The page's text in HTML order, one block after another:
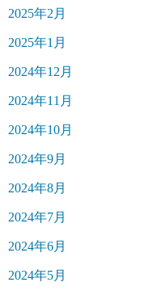
2025年2月
2025年1月
2024年12月
2024年11月
2024年10月
2024年9月
2024年8月
2024年7月
2024年6月
2024年5月